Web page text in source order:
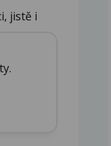
jistě i